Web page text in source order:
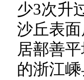
少3次升
沙丘表
居鄯善
的浙江